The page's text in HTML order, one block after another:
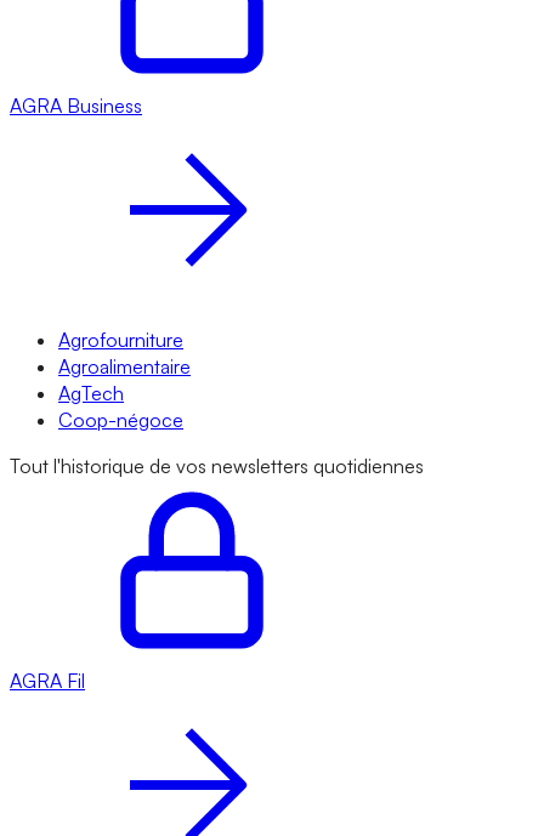
AGRA Business
Agrofourniture
Agroalimentaire
AgTech
Coop-négoce
Tout l'historique de vos newsletters quotidiennes
AGRA Fil